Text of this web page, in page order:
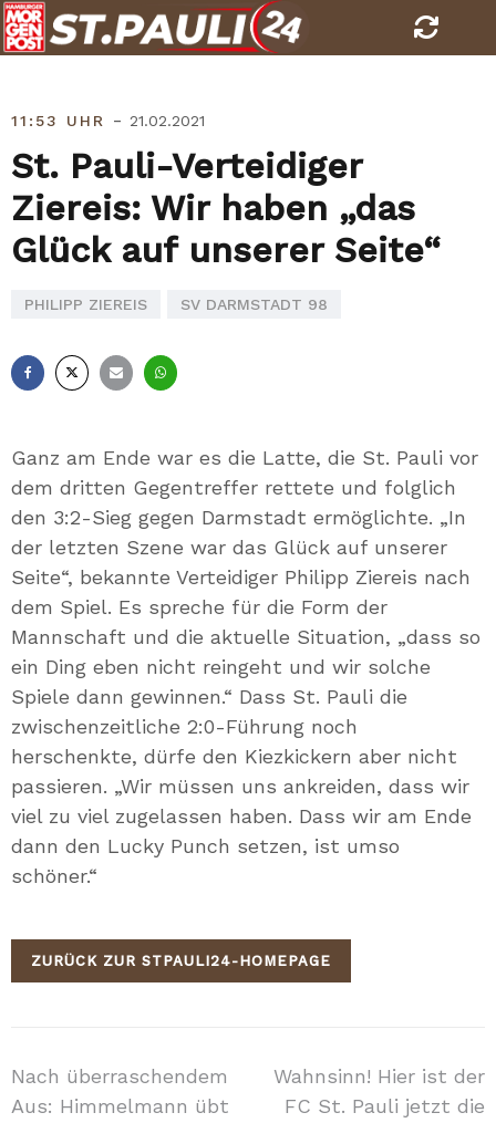
Skip
to
11:53 UHR - 21.02.2021
St. Pauli-Verteidiger
Ziereis: Wir haben „das
Glück auf unserer Seite“
PHILIPP ZIEREIS SV DARMSTADT 98
Ganz am Ende war es die Latte, die St. Pauli vor
dem dritten Gegentreffer rettete und folglich
den 3:2-Sieg gegen Darmstadt ermöglichte. „In
der letzten Szene war das Glück auf unserer
Seite“, bekannte Verteidiger Philipp Ziereis nach
dem Spiel. Es spreche für die Form der
Mannschaft und die aktuelle Situation, „dass so
ein Ding eben nicht reingeht und wir solche
Spiele dann gewinnen.“ Dass St. Pauli die
zwischenzeitliche 2:0-Führung noch
herschenkte, dürfe den Kiezkickern aber nicht
passieren. „Wir müssen uns ankreiden, dass wir
viel zu viel zugelassen haben. Dass wir am Ende
dann den Lucky Punch setzen, ist umso
schöner.“
ZURÜCK ZUR STPAULI24-HOMEPAGE
Beitragsnavigation
Nach überraschendem
Aus: Himmelmann übt
Wahnsinn! Hier ist der
FC St. Pauli jetzt die